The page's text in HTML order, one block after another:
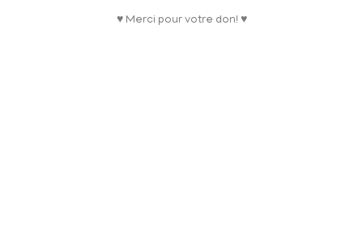
♥ Merci pour votre don! ♥